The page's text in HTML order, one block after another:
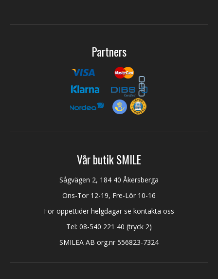
Partners
Vår butik SMILE
Sågvägen 2, 184 40 Åkersberga
Ons-Tor 12-19, Fre-Lör 10-16
För öppettider helgdagar se kontakta oss
Tel: 08-540 221 40 (tryck 2)
SMILEA AB org.nr 556823-7324